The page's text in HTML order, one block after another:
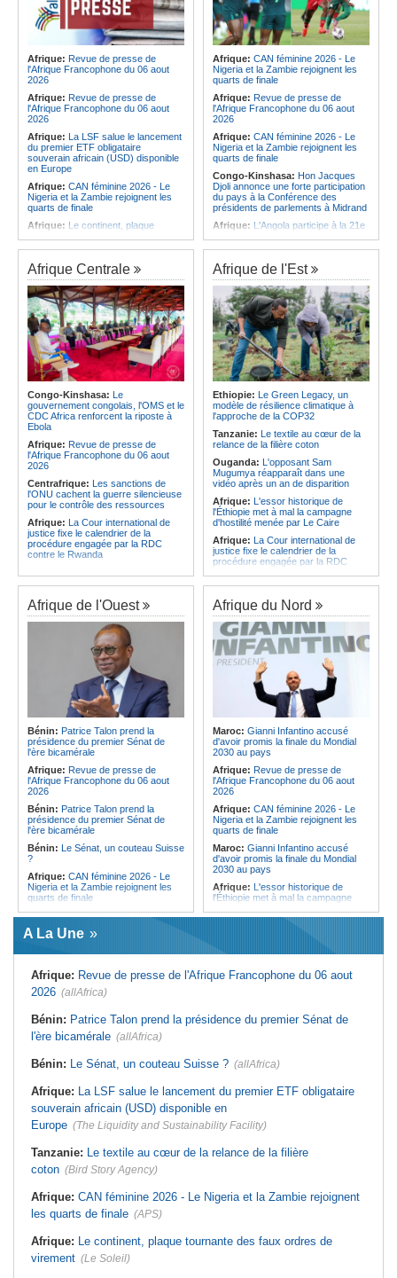
Afrique: Revue de presse de
l'Afrique Francophone du 06 aout
2026
Afrique: Revue de presse de
l'Afrique Francophone du 06 aout
2026
Afrique: La LSF salue le lancement
du premier ETF obligataire
souverain africain (USD) disponible
en Europe
Afrique: CAN féminine 2026 - Le
Nigeria et la Zambie rejoignent les
quarts de finale
Afrique: Le continent, plaque
Afrique:Pourquoi l'avenir du textile
africain est bien plus prometteur que
ne le laissent penser les chiffres
Afrique:L'essor historique de
l'Éthiopie met à mal la campagne
d'hostilité menée par Le Caire
Afrique:La Cour international de
justice fixe le calendrier de la
procédure engagée par la RDC
contre le Rwanda
Afrique:Ligue des Champions de la
CAF - L'Espérance exemptée au
premier tour, le Club Africain hérite
du Djoliba AC
Afrique: Un consortium européen
développe un modèle de production
novateur pour les ingrédients
opportunité pour le pays
Afrique: CAN féminine 2026 - Le
Nigeria et la Zambie rejoignent les
quarts de finale
Afrique: Revue de presse de
l'Afrique Francophone du 06 aout
2026
Afrique: CAN féminine 2026 - Le
Nigeria et la Zambie rejoignent les
quarts de finale
Congo-Kinshasa: Hon Jacques
Djoli annonce une forte participation
du pays à la Conférence des
présidents de parlements à Midrand
Afrique: L'Angola participe à la 21e
Afrique:CAN féminine - La Côte
d'Ivoire affrontera l'Algérie et le
Maroc fera face à l'Afrique du Sud
en quarts
Afrique: Revue de presse de
l'Afrique francophone du 05 août
2026
Afrique:L'Angola et l'UA préparent
le sommet sur la prévention et la
résolution des conflits
Angola:Le paiement échelonné
des services touristiques démarre
ce jeudi
Angola:Jiu-jitsu - Le pays
décroche une troisième médaille à
Afrique Centrale
Congo-Kinshasa: Le
gouvernement congolais, l'OMS et le
CDC Africa renforcent la riposte à
Ebola
Afrique: Revue de presse de
l'Afrique Francophone du 06 aout
2026
Centrafrique: Les sanctions de
l'ONU cachent la guerre silencieuse
pour le contrôle des ressources
Afrique: La Cour international de
justice fixe le calendrier de la
procédure engagée par la RDC
contre le Rwanda
Congo-Kinshasa:Plan stratégique
triennal 2026-2028 - L'IGF place la
digitalisation au coeur des réformes
Congo-Kinshasa:RDC - Félix
Tshisekedi place le CEFOCK au
coeur de bataille de l'appropriation
du Génocost !
Congo-Kinshasa: Matadi - Le
Kongo Central lance la campagne
de sensibilisation au deuxième
Recensement général de la
population et de l'habitat
Congo-Kinshasa: Le VPM Shabani
remet aux organisations politiques la
directive ministérielle de l'année
politique 2026
Congo-Kinshasa:Gratien de
Saint-Nicolas Iracan - « Je ne
soutiendrai jamais un dialogue
destiné au partage du pouvoir ou à
la légitimation des groupes armés »
Afrique de l'Est
Ethiopie: Le Green Legacy, un
modèle de résilience climatique à
l'approche de la COP32
Tanzanie: Le textile au cœur de la
relance de la filière coton
Ouganda: L'opposant Sam
Mugumya réapparaît dans une
vidéo après un an de disparition
Afrique: L'essor historique de
l'Éthiopie met à mal la campagne
d'hostilité menée par Le Caire
Afrique: La Cour international de
justice fixe le calendrier de la
procédure engagée par la RDC
Ethiopie:Addis-Abeba - L'église
d'Afrique lance officiellement son
'cheminement' vers la grande
Assemblée de 2028
Afrique de l'Est: Le pari du régime
érythréen - Pousser le Tigray vers
une zone tampon dans le cadre
d'une nouvelle guerre par
procuration
Ethiopie:Le Premier ministre Abiy
inaugure le nouveau terminal de
l'aéroport international de Bahir Dar
Afrique:La Croix-Rouge
éthiopienne appelle à une
mobilisation accrue des ressources
locales en Afrique
Afrique de l'Est:
les moyens, entraver la coopération
équitable par tous les moyens
Afrique de l'Ouest
Bénin: Patrice Talon prend la
présidence du premier Sénat de
l'ère bicamérale
Afrique: Revue de presse de
l'Afrique Francophone du 06 aout
2026
Bénin: Patrice Talon prend la
présidence du premier Sénat de
l'ère bicamérale
Bénin: Le Sénat, un couteau Suisse
?
Afrique: CAN féminine 2026 - Le
Nigeria et la Zambie rejoignent les
quarts de finale
Afrique:Le continent, plaque
tournante des faux ordres de
virement
Mali:Achat d'un avion présidentiel -
condamnation de l'ex-ministre de
l'Économie
France la restitution du crâne de
Bokar Biro et de trois de ses
proches
premier président
l'environnement - La Roots Wild
Foundation distinguée au Grand Prix
Nelson Mandela
Afrique du Nord
Maroc: Gianni Infantino accusé
d'avoir promis la finale du Mondial
2030 au pays
Afrique: Revue de presse de
l'Afrique Francophone du 06 aout
2026
Afrique: CAN féminine 2026 - Le
Nigeria et la Zambie rejoignent les
quarts de finale
Maroc: Gianni Infantino accusé
d'avoir promis la finale du Mondial
2030 au pays
Afrique: L'essor historique de
l'Éthiopie met à mal la campagne
blessés dans un grave accident de
calcinée à Moknine après le
rétablissement du courant
premier tour, le Club Africain hérite
Tunisie:Crise sanitaire au pays -
incontrôlable d'Ebola
A La Une
Afrique: Revue de presse de l'Afrique Francophone du 06 aout
2026 (allAfrica)
Bénin: Patrice Talon prend la présidence du premier Sénat de
l'ère bicamérale (allAfrica)
Bénin: Le Sénat, un couteau Suisse ? (allAfrica)
Afrique: La LSF salue le lancement du premier ETF obligataire
souverain africain (USD) disponible en
Europe (The Liquidity and Sustainability Facility)
Tanzanie: Le textile au cœur de la relance de la filière
coton (Bird Story Agency)
Afrique: CAN féminine 2026 - Le Nigeria et la Zambie rejoignent
les quarts de finale (APS)
Afrique: Le continent, plaque tournante des faux ordres de
virement (Le Soleil)